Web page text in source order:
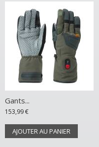
Gants...
153,99 €
AJOUTER AU PANIER